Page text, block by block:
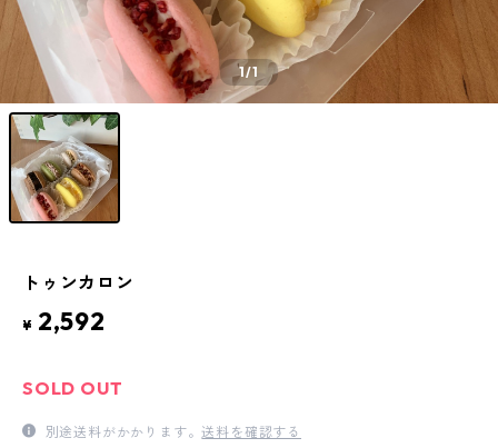
1/1
トゥンカロン
¥ 2,592
SOLD OUT
別途送料がかかります。送料を確認する